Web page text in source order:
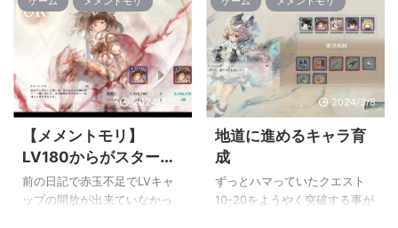
捕獲の方法を忘れ切っていた
ので全然捕獲できていません(;
PS Plusのフ ...
うしたものかと考えていたと
ころ、藍属性の必要なキャラ
が集まったのでキャラの育成
をすることにしました。 Rキャ
ラを進化させてSSR+を作成。
フローレンスに合わせる事で
UR+にする事が出来ました。
SSR+からUR、UR+までの間が
進化過程が一番しんどい
な・・・ で、ストックして
いたフローレンスのSR+と単体
パラメーターが一気に跳ね上
がりますね。 流石に余裕と
いうわけではないですが、専
用武器のお陰で地道に進める
ようになって、14章もクリア
できました。 しかし15章にな
ると、14章まではまだ優しか
ったんだなと実感することに
なりました。 何とか進めて
いったものの15-24で完全にド
ハマりしました。 ドハマりと
2024/3/22
【メメントモリ】
LV180からがスタート
ラインですな
前の日記で赤玉不足でLVキャ
ップの開放が出来ていなかっ
2024/3/8
地道に進めるキャラ育
成
ずっとハマっていたクエスト
10-20をようやく突破する事が